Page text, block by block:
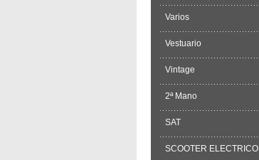
Varios
Vestuario
Vintage
2ª Mano
SAT
SCOOTER ELECTRICO